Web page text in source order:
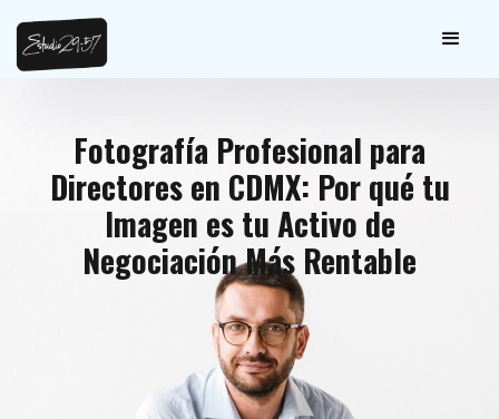
Fotografía Profesional para
Directores en CDMX: Por qué tu
Imagen es tu Activo de
Negociación Más Rentable